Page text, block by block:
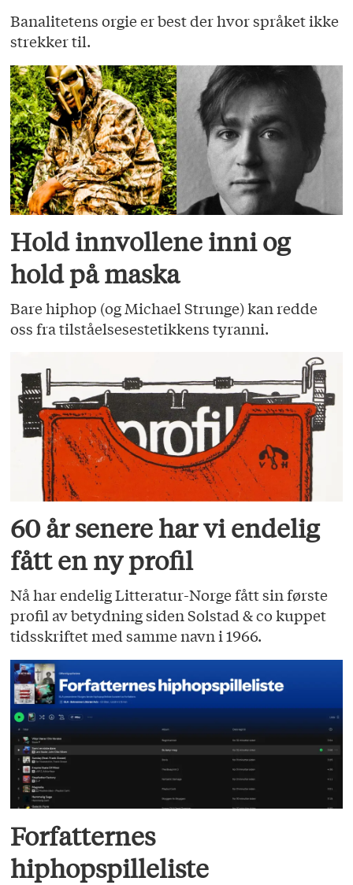
Banalitetens orgie er best der hvor språket ikke
strekker til.
Hold innvollene inni og
hold på maska
Bare hiphop (og Michael Strunge) kan redde
oss fra tilståelsesestetikkens tyranni.
60 år senere har vi endelig
fått en ny profil
Nå har endelig Litteratur-Norge fått sin første
profil av betydning siden Solstad & co kuppet
tidsskriftet med samme navn i 1966.
Forfatternes
hiphopspilleliste